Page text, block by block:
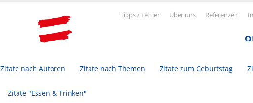
Tipps / Fe ler Über uns Referenzen
Zitate nach Autoren Zitate nach Themen Zitate zum Geburtstag
Zitate "Essen & Trinken"